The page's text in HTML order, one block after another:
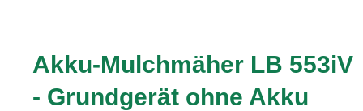
Akku-Mulchmäher LB 553iV
- Grundgerät ohne Akku